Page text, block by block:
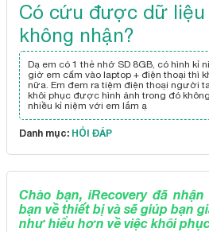
Có cứu được dữ
không nhận?
Dạ em có 1 thẻ nhớ SD 8GB, có hình kỉ
giờ em cấm vào laptop + điện thoại thì
nữa. Em đem ra tiệm điện thoại người
khôi phục được hình ảnh trong đó
nhiều kỉ niệm với em lắm ạ
Danh mục: HỎI ĐÁP
Chào bạn, iRecovery đã
bạn về thiết bị và sẽ giúp bạn
như hiểu hơn về việc khôi